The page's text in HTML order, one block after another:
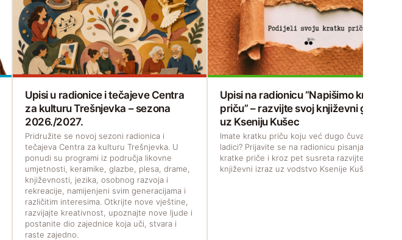
Upisi u radionice i tečajeve Centra
za kulturu Trešnjevka – sezona
2026./2027.
Pridružite se novoj sezoni radionica i
tečajeva Centra za kulturu Trešnjevka. U
ponudi su programi iz područja likovne
umjetnosti, keramike, glazbe, plesa, drame,
književnosti, jezika, osobnog razvoja i
rekreacije, namijenjeni svim generacijama i
različitim interesima. Otkrijte nove vještine,
razvijajte kreativnost, upoznajte nove ljude i
postanite dio zajednice koja uči, stvara i
raste zajedno.
Upisi na radionicu “Napišimo kratku
priču” – razvijte svoj književni glas
uz Kseniju Kušec
Imate kratku priču koju već dugo čuvate u
ladici? Prijavite se na radionicu pisanja
kratke priče i kroz pet susreta razvijte svoj
književni izraz uz vodstvo Ksenije Kušec.